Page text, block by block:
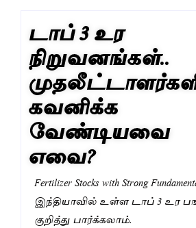
டாப் 3 உர
நிறுவனங்கள்..
கவனிக்க
வேண்டியவை
எவை?
Fertilizer Stocks with Strong
இந்தியாவில் உள்ள டாப் 3 உர
குறித்து பார்க்கலாம்.